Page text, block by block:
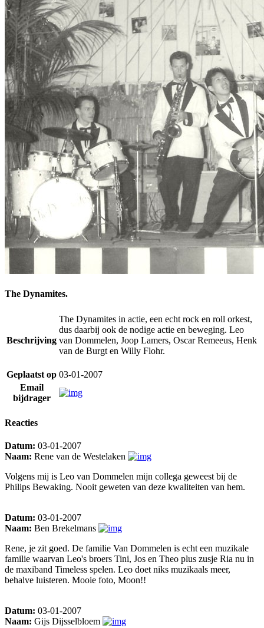
The Dynamites.
Beschrijving
The Dynamites in actie, een echt rock en roll orkest,
dus daarbij ook de nodige actie en beweging. Leo
van Dommelen, Joop Lamers, Oscar Remeeus, Henk
van de Burgt en Willy Flohr.
Geplaatst op 03-01-2007
Email
bijdrager
Reacties
Datum: 03-01-2007
Naam: Rene van de Westelaken
Volgens mij is Leo van Dommelen mijn collega geweest bij de
Philips Bewaking. Nooit geweten van deze kwaliteiten van hem.
Datum: 03-01-2007
Naam: Ben Brekelmans
Rene, je zit goed. De familie Van Dommelen is echt een muzikale
familie waarvan Leo's broers Tini, Jos en Theo plus zusje Ria nu in
de maxiband Timeless spelen. Leo doet niks muzikaals meer,
behalve luisteren. Mooie foto, Moon!!
Datum: 03-01-2007
Naam: Gijs Dijsselbloem